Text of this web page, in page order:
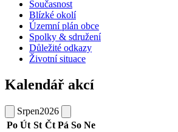
Současnost
Blízké okolí
Územní plán obce
Spolky & sdružení
Důležité odkazy
Životní situace
Kalendář akcí
Srpen2026
Po Út St Čt Pá So Ne